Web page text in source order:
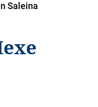
Saleina